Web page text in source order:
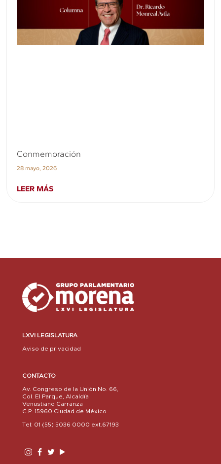
Conmemoración
28 mayo, 2026
LEER MÁS
LXVI LEGISLATURA
Aviso de privacidad
CONTACTO
Av. Congreso de la Unión No. 66,
Col. El Parque, Alcaldía
Venustiano Carranza
C.P. 15960 Ciudad de México
Tel: 01 (55) 5036 0000 ext.67193